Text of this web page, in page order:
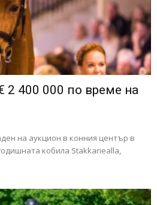
2 400 000 по време на
на аукцион в конния център в
кобила Stakkariealla,